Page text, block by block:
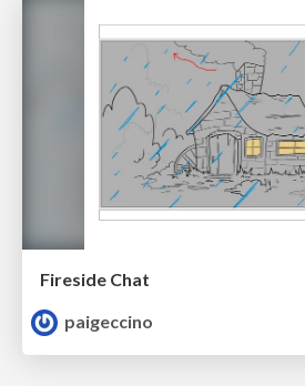
Fireside Chat
paigeccino